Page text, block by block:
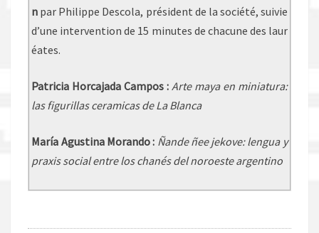
n par Philippe Descola, président de la société, suivie
d’une intervention de 15 minutes de chacune des laur
éates.
Patricia Horcajada Campos : Arte maya en miniatura:
las figurillas ceramicas de La Blanca
María Agustina Morando : Ñande ñee jekove: lengua y
praxis social entre los chanés del noroeste argentino